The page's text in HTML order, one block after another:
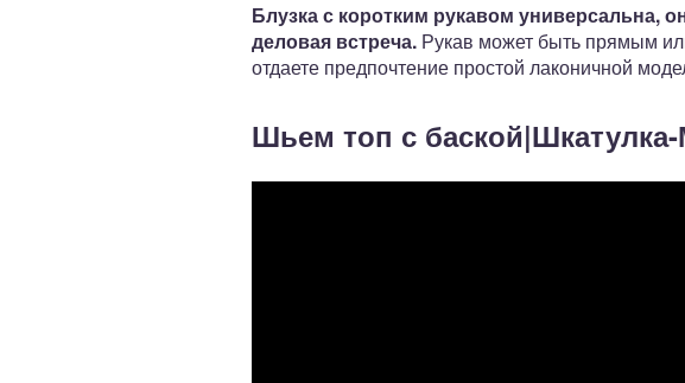
Блузка с коротким рукавом универсальна,
деловая встреча. Рукав может быть прямым
отдаете предпочтение простой лаконичной
Шьем топ с